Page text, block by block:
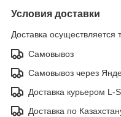
Условия доставки
Доставка осуществляется
Самовывоз
Самовывоз через
Доставка курьером L-
Доставка по